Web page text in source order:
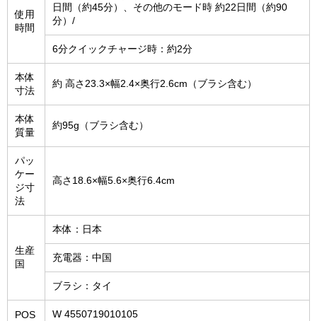
使用
時間
日間（約45分）、その他のモード時 約22日間（約90
分）/
6分クイックチャージ時：約2分
本体
寸法
約 高さ23.3×幅2.4×奥行2.6cm（ブラシ含む）
本体
質量
約95g（ブラシ含む）
パッ
ケー
ジ寸
法
高さ18.6×幅5.6×奥行6.4cm
生産
国
本体：日本
充電器：中国
ブラシ：タイ
POS
W 4550719010105